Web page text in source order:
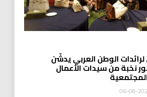
لرائدات الوطن العربي يدشّن
نخبة من سيدات الأعمال